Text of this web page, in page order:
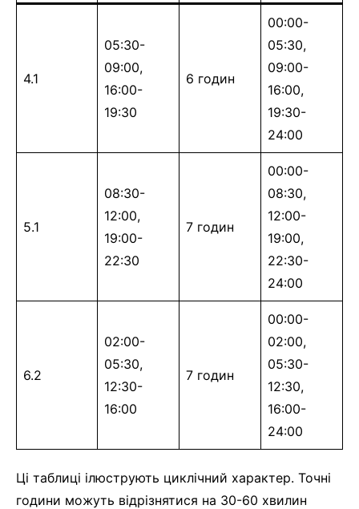
4.1
05:30-
09:00,
16:00-
19:30
6 годин
00:00-
05:30,
09:00-
16:00,
19:30-
24:00
5.1
08:30-
12:00,
19:00-
22:30
7 годин
00:00-
08:30,
12:00-
19:00,
22:30-
24:00
6.2
02:00-
05:30,
12:30-
16:00
7 годин
00:00-
02:00,
05:30-
12:30,
16:00-
24:00
Ці таблиці ілюструють циклічний характер. Точні
години можуть відрізнятися на 30-60 хвилин